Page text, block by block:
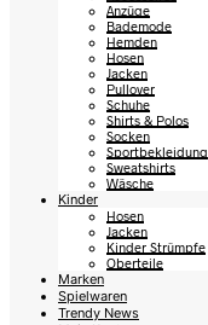
Anzüge
Bademode
Hemden
Hosen
Jacken
Pullover
Schuhe
Shirts & Polos
Socken
Sportbekleidung
Sweatshirts
Wäsche
Kinder
Hosen
Jacken
Kinder Strümpfe
Oberteile
Marken
Spielwaren
Trendy News